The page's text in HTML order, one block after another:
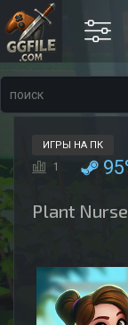
ИГРЫ НА ПК
1
Plant